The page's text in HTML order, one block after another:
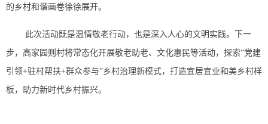
的乡村和谐画卷徐徐展开。
此次活动既是温情敬老行动，也是深入人心的文明实践。下一
步，高家园则村将常态化开展敬老助老、文化惠民等活动，探索“党建
引领+驻村帮扶+群众参与”乡村治理新模式，打造宜居宜业和美乡村样
板，助力新时代乡村振兴。